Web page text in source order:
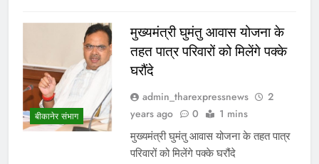
बीकानेर संभाग
मुख्यमंत्री घुमंतु आवास योजना के
तहत पात्र परिवारों को मिलेंगे पक्के
घरौंदे
admin_tharexpressnews
2
years ago
0 1 mins
मुख्यमंत्री घुमंतु आवास योजना के तहत पात्र
परिवारों को मिलेंगे पक्के घरौंदे